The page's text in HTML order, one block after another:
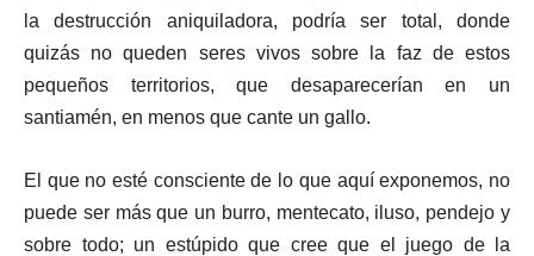
la destrucción aniquiladora, podría ser total, donde
quizás no queden seres vivos sobre la faz de estos
pequeños territorios, que desaparecerían en un
santiamén, en menos que cante un gallo.
El que no esté consciente de lo que aquí exponemos, no
puede ser más que un burro, mentecato, iluso, pendejo y
sobre todo; un estúpido que cree que el juego de la